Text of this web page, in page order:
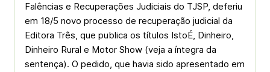
Falências e Recuperações Judiciais do TJSP, deferiu
em 18/5 novo processo de recuperação judicial da
Editora Três, que publica os títulos IstoÉ, Dinheiro,
Dinheiro Rural e Motor Show (veja a íntegra da
sentença). O pedido, que havia sido apresentado em